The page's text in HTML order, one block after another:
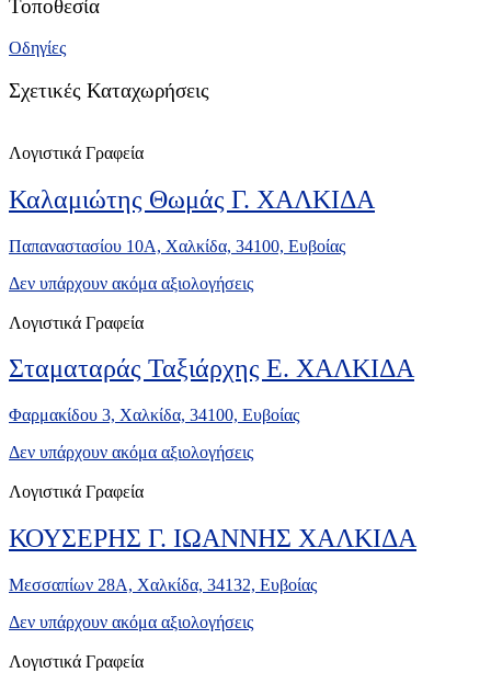
Τοποθεσία
Οδηγίες
Σχετικές Καταχωρήσεις
Λογιστικά Γραφεία
Καλαμιώτης Θωμάς Γ. ΧΑΛΚΙΔΑ
Παπαναστασίου 10Α, Χαλκίδα, 34100, Ευβοίας
Δεν υπάρχουν ακόμα αξιολογήσεις
Λογιστικά Γραφεία
Σταματαράς Ταξιάρχης Ε. ΧΑΛΚΙΔΑ
Φαρμακίδου 3, Χαλκίδα, 34100, Ευβοίας
Δεν υπάρχουν ακόμα αξιολογήσεις
Λογιστικά Γραφεία
ΚΟΥΣΕΡΗΣ Γ. ΙΩΑΝΝΗΣ ΧΑΛΚΙΔΑ
Μεσσαπίων 28Α, Χαλκίδα, 34132, Ευβοίας
Δεν υπάρχουν ακόμα αξιολογήσεις
Λογιστικά Γραφεία